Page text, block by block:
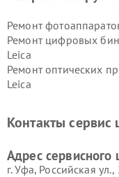
Ремонт
Ремонт цифровых
Leica
Ремонт оптических
Leica
Контакты сервис
Адрес сервисного
г. Уфа, Российская ул.,